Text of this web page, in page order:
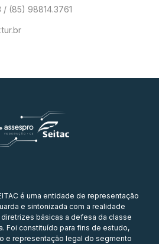
/ (85) 98814.3761
é uma entidade de representação
e sintonizada com a realidade
básicas a defesa da classe
Foi constituído para fins de estudo,
e representação legal do segmento